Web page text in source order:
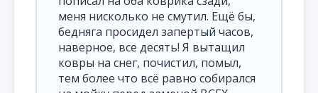
меня нисколько не смутил. Ещё бы,
бедняга просидел запертый часов,
наверное, все десять! Я вытащил
ковры на снег, почистил, помыл,
тем более что всё равно собирался